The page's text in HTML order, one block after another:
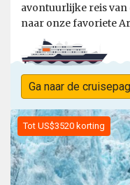
avontuurlijke reis van
naar onze favoriete
Ga naar de
Tot US$3520 korting